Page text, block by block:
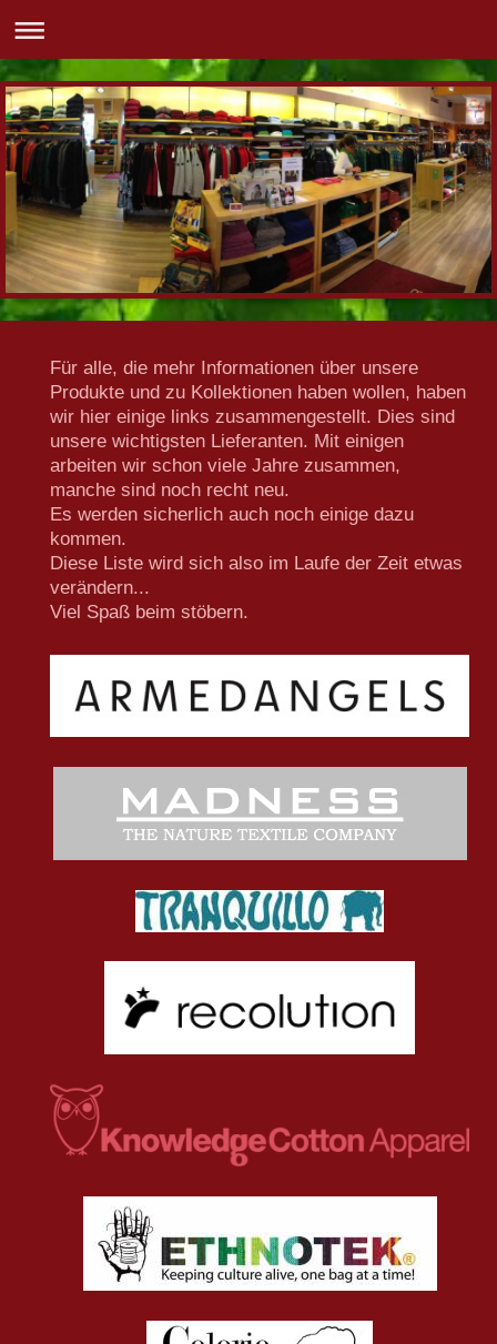
Für alle, die mehr Informationen über unsere
Produkte und zu Kollektionen haben wollen, haben
wir hier einige links zusammengestellt. Dies sind
unsere wichtigsten Lieferanten. Mit einigen
arbeiten wir schon viele Jahre zusammen,
manche sind noch recht neu.
Es werden sicherlich auch noch einige dazu
kommen.
Diese Liste wird sich also im Laufe der Zeit etwas
verändern...
Viel Spaß beim stöbern.